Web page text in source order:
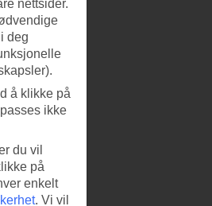
nettsider.
deg
å klikke på
ikke
du vil
på
enkelt
. Vi vil